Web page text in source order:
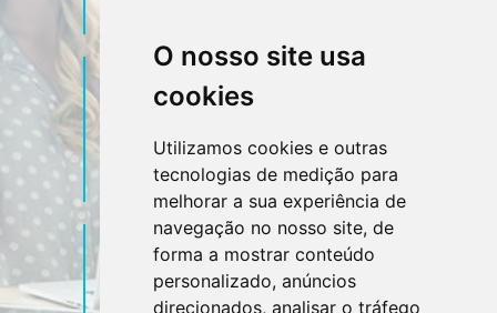
O nosso site usa
cookies
Utilizamos cookies e outras
tecnologias de medição para
melhorar a sua experiência de
navegação no nosso site, de
forma a mostrar conteúdo
personalizado, anúncios
direcionados, analisar o tráfego
ContatoTelefone
(45) 99927-3501
RedesSociais